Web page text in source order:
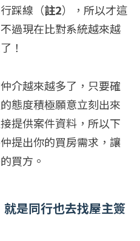
踩線（註2），所以才這
過現在比對系統越來越
！
介越來越多了，只要確
態度積極願意立刻出來
提供案件資料，所以下
提出你的買房需求，讓
買方。
是同行也去找屋主簽